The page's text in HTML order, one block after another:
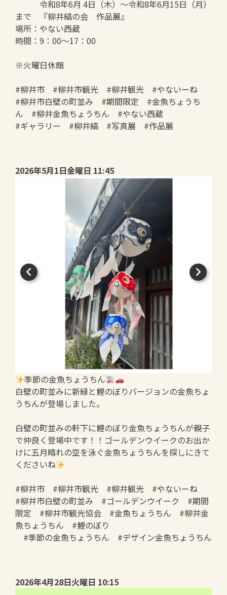
令和8年6月 4日（木）～令和8年6月15日（月）
まで 『柳井縞の会 作品展』
場所：やない西蔵
時間：9：00～17：00
※火曜日休館
#柳井市 #柳井市観光 #柳井観光 #やないーね
#柳井市白壁の町並み #期間限定 #金魚ちょうち
ん #柳井金魚ちょうちん #やない西蔵
#ギャラリー #柳井縞 #写真展 #作品展
2026年5月1日金曜日 11:45
季節の金魚ちょうちん
白壁の町並みに新緑と鯉のぼりバージョンの金魚ちょ
うちんが登場しました。
白壁の町並みの軒下に鯉のぼり金魚ちょうちんが親子
で仲良く登場中です！！ゴールデンウイークのお出か
けに五月晴れの空を泳ぐ金魚ちょうちんを探しにきて
くださいね
#柳井市 #柳井市観光 #柳井観光 #やないーね
#柳井市白壁の町並み #ゴールデンウイーク #期間
限定 #柳井市観光協会 #金魚ちょうちん #柳井金
魚ちょうちん #鯉のぼり
#季節の金魚ちょうちん #デザイン金魚ちょうちん
2026年4月28日火曜日 10:15